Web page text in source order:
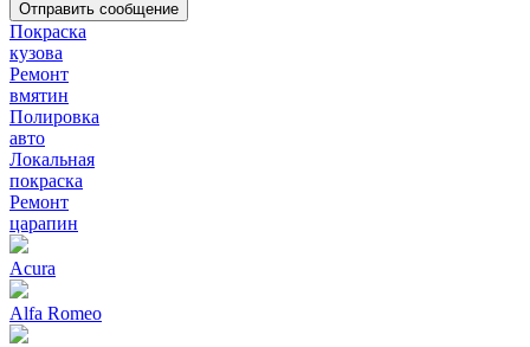
Покраска
кузова
Ремонт
вмятин
Полировка
авто
Локальная
покраска
Ремонт
царапин
Acura
Alfa Romeo